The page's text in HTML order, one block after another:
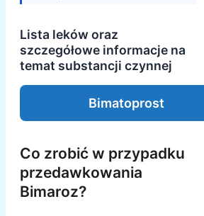
Lista leków oraz
szczegółowe informacje na
temat substancji czynnej
Bimatoprost
Co zrobić w przypadku
przedawkowania
Bimaroz?